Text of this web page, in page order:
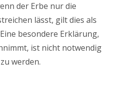
der Erbe nur die
lässt, gilt dies als
besondere Erklärung,
ist nicht notwendig
werden.